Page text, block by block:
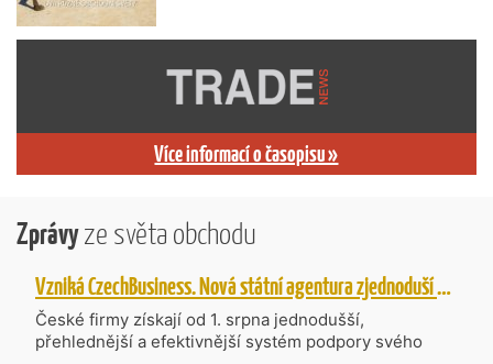
Více informací o časopisu »
Zprávyze světa obchodu
Vzniká CzechBusiness. Nová státní agentura zjednoduší podporu českých firem
České firmy získají od 1. srpna jednodušší,
přehlednější a efektivnější systém podpory svého